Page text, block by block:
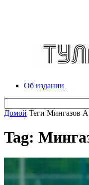
Об издании
Домой Теги Мингазов
Tag: